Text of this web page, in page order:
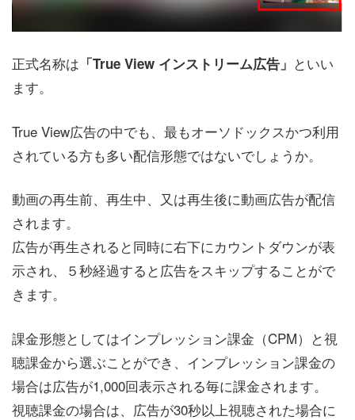
正式名称は 「True View インストリーム広告」 といい
ます。
True View広告の中でも、最もオーソドックスかつ利用
されている方も多い配信形態ではないでしょうか。
動画の再生前、再生中、又は再生後に動画広告が配信
されます。
広告が再生されると同時に右下にカウントダウンが表
示され、５秒経過すると広告をスキップすることがで
きます。
課金形態としてはインプレッション課金（CPM）と視
聴課金から選ぶことができ、インプレッション課金の
場合は広告が1,000回表示される毎に課金されます。
視聴課金の場合は、広告が30秒以上視聴された場合に